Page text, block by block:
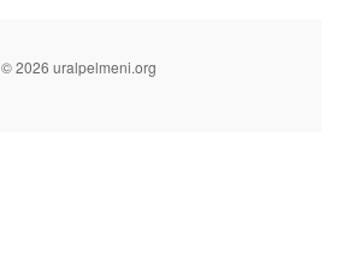
© 2026 uralpelmeni.org